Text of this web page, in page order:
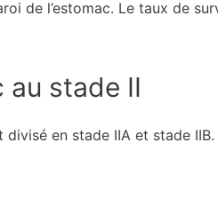
de l’estomac. Le taux de
au stade II
divisé en stade IIA et stade IIB.